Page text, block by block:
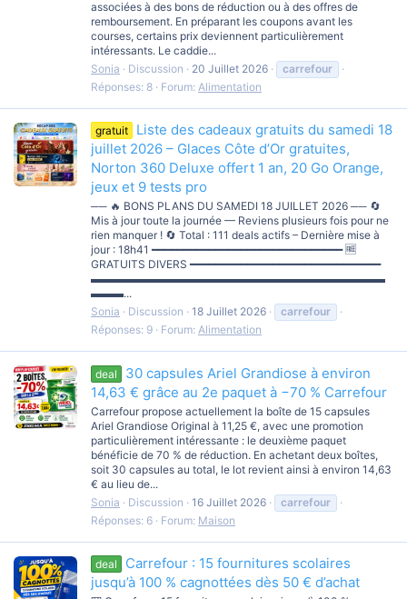
associées à des bons de réduction ou à des offres de
remboursement. En préparant les coupons avant les
courses, certains prix deviennent particulièrement
intéressants. Le caddie...
Sonia
Discussion 20 Juillet 2026
carrefour
Réponses: 8
Forum: Alimentation
gratuit
Liste des cadeaux gratuits du samedi 18
juillet 2026 – Glaces Côte d’Or gratuites,
Norton 360 Deluxe offert 1 an, 20 Go Orange,
jeux et 9 tests pro
── 🔥 BONS PLANS DU SAMEDI 18 JUILLET 2026 ── 🔄
Mis à jour toute la journée — Reviens plusieurs fois pour ne
rien manquer ! 🔄 Total : 111 deals actifs – Dernière mise à
jour : 18h41 ━━━━━━━━━━━━━━━━━━━━━━━━━━━━━━ 🆓
GRATUITS DIVERS ━━━━━━━━━━━━━━━━━━━━━━━━━━━━━━
▬▬▬▬▬▬▬▬▬▬▬▬▬▬▬▬▬▬▬▬▬▬▬▬▬▬▬
▬▬▬...
Sonia
Discussion 18 Juillet 2026
carrefour
Réponses: 9
Forum: Alimentation
deal
30 capsules Ariel Grandiose à environ
14,63 € grâce au 2e paquet à −70 % Carrefour
Carrefour propose actuellement la boîte de 15 capsules
Ariel Grandiose Original à 11,25 €, avec une promotion
particulièrement intéressante : le deuxième paquet
bénéficie de 70 % de réduction. En achetant deux boîtes,
soit 30 capsules au total, le lot revient ainsi à environ 14,63
€ au lieu de...
Sonia
Discussion 16 Juillet 2026
carrefour
Réponses: 6
Forum: Maison
deal
Carrefour : 15 fournitures scolaires
jusqu’à 100 % cagnottées dès 50 € d’achat